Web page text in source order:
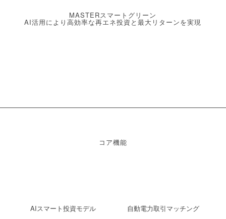
MASTERスマートグリーン
AI活用により高効率な再エネ投資と最大リターンを実現
コア機能
AIスマート投資モデル
自動電力取引マッチング